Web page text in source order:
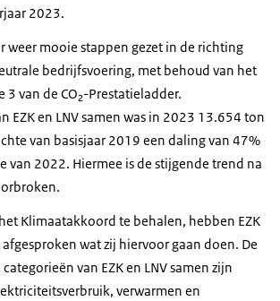
2023.
weer mooie stappen gezet in de richting
bedrijfsvoering, met behoud van het
van de CO₂-Prestatieladder.
EZK en LNV samen was in 2023 13.654 ton
van basisjaar 2019 een daling van 47%
van 2022. Hiermee is de stijgende trend na
Klimaatakkoord te behalen, hebben EZK
wat zij hiervoor gaan doen. De
van EZK en LNV samen zijn
verwarmen en